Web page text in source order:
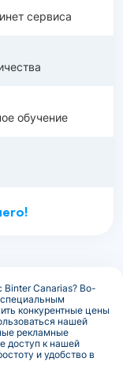
сервиса
обучение
Binter Canarias? Во-
конкурентные цены
нашей
рекламные
доступ к нашей
и удобство в